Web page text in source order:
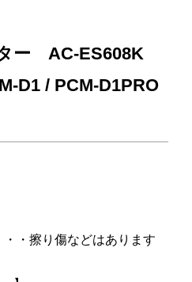
ー AC-ES608K
/ PCM-D1PRO
・擦り傷などはあります